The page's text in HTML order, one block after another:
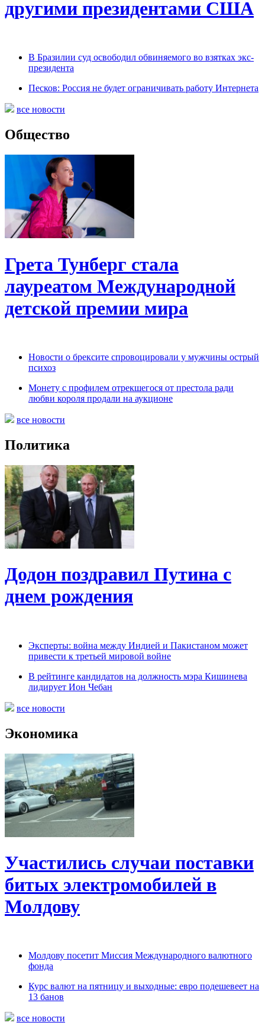
другими президентами США
В Бразилии суд освободил обвиняемого во взятках экс-
президента
Песков: Россия не будет ограничивать работу Интернета
все новости
Общество
Грета Тунберг стала
лауреатом Международной
детской премии мира
Новости о брексите спровоцировали у мужчины острый
психоз
Монету с профилем отрекшегося от престола ради
любви короля продали на аукционе
все новости
Политика
Додон поздравил Путина с
днем рождения
Эксперты: война между Индией и Пакистаном может
привести к третьей мировой войне
В рейтинге кандидатов на должность мэра Кишинева
лидирует Ион Чебан
все новости
Экономика
Участились случаи поставки
битых электромобилей в
Молдову
Молдову посетит Миссия Международного валютного
фонда
Курс валют на пятницу и выходные: евро подешевеет на
13 банов
все новости